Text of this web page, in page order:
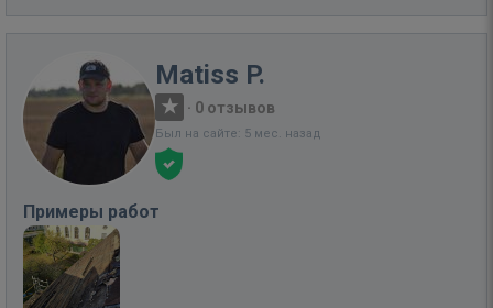
Matiss P.
· 0 отзывов
Был на сайте: 5 мес. назад
Примеры работ